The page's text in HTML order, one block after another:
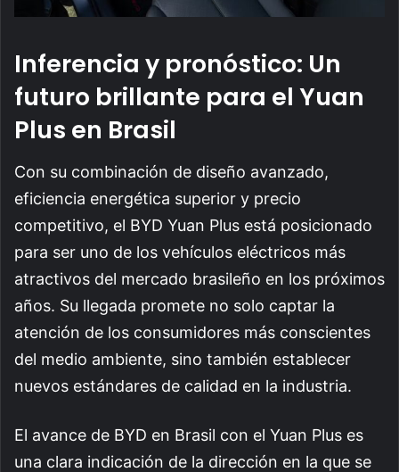
Inferencia y pronóstico: Un
futuro brillante para el Yuan
Plus en Brasil
Con su combinación de diseño avanzado,
eficiencia energética superior y precio
competitivo, el BYD Yuan Plus está posicionado
para ser uno de los vehículos eléctricos más
atractivos del mercado brasileño en los próximos
años. Su llegada promete no solo captar la
atención de los consumidores más conscientes
del medio ambiente, sino también establecer
nuevos estándares de calidad en la industria.
El avance de BYD en Brasil con el Yuan Plus es
una clara indicación de la dirección en la que se